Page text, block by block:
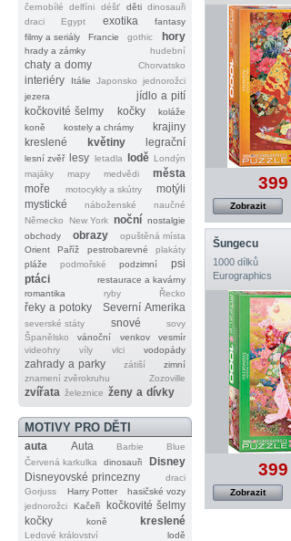
černobílé
delfíni déšť děti dinosauři
draci
Egypt exotika
fantasy
filmy a seriály
Francie gothic hory
hrady a zámky hudební
chaty a domy Chorvatsko
interiéry Itálie Japonsko
jednorožci
jezera
jídlo a pití
kočkovité šelmy
kočky
koláže
koně
kostely a chrámy
krajiny
kreslené
květiny legrační
lesní zvěř lesy letadla lodě Londýn
majáky
mapy medvědi
města
moře
motocykly a skútry
motýli
mystické
náboženské
naučné
Německo
New York noční nostalgie
obchody
obrazy
opuštěná místa
Orient
Paříž pestrobarevné
plakáty
pláže
podmořské podzimní
psi
ptáci
restaurace a kavárny
romantika
ryby Řecko
řeky a potoky Severní Amerika
severské státy snové
sovy
Španělsko
vánoční venkov
vesmír
videohry
víly vlci vodopády
zahrady a parky zátiší
zimní
znamení zvěrokruhu
Zozoville
zvířata železnice ženy a dívky
MOTIVY PRO DĚTI
auta Auta Barbie
Blue
Červená karkulka
dinosauři
Disney
Disneyovské princezny
draci
Gorjuss
Harry Potter
hasičské vozy
jednorožci
Kačeři
kočkovité šelmy
kočky
koně kreslené
Ledové království
lodě
Zobrazit
Šungecu
1000 dílků
Eurographics
Zobrazit